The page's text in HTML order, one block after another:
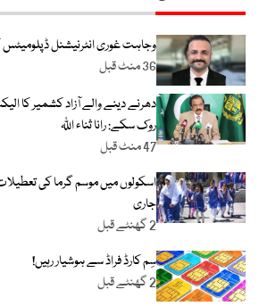
وجاہت غوری انٹرنیشنل ڈپلومیٹس
36 منٹ قبل
دھرنے دینے والے آزاد کشمیر کا
روک سکے: رانا ثناء اللّٰہ
47 منٹ قبل
اسکولوں میں موسم گرما کی
جاری
2 گھنٹے قبل
سِم کارڈ فراڈ سے ہوشیار رہیں!
2 گھنٹے قبل